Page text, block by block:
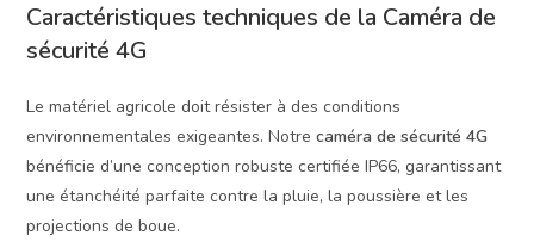
Caractéristiques techniques de la Caméra de
sécurité 4G
Le matériel agricole doit résister à des conditions
environnementales exigeantes. Notrecaméra de sécurité 4G
bénéficie d’une conception robuste certifiée IP66, garantissant
une étanchéité parfaite contre la pluie, la poussière et les
projections de boue.